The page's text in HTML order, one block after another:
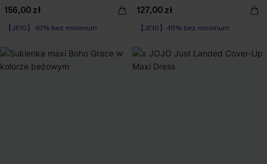
156,00 zł
【JE10】-10% bez minimum
127,00 zł
【JE10】-10% bez minimum